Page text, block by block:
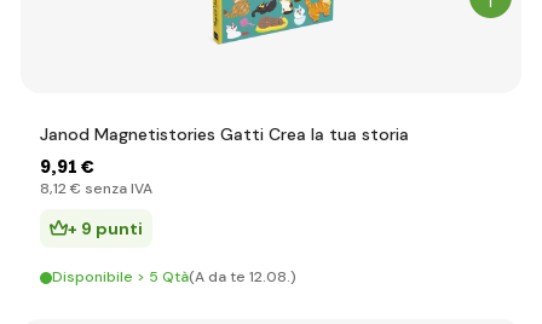
Janod Magnetistories Gatti Crea la tua storia
9,91 €
8,12 € senza IVA
+ 9 punti
Disponibile > 5 Qtà(A da te 12.08.)